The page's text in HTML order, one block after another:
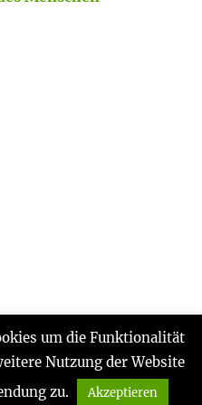
Stolz
um die Funktionalität
Nutzung der Website
zu.
Akzeptieren